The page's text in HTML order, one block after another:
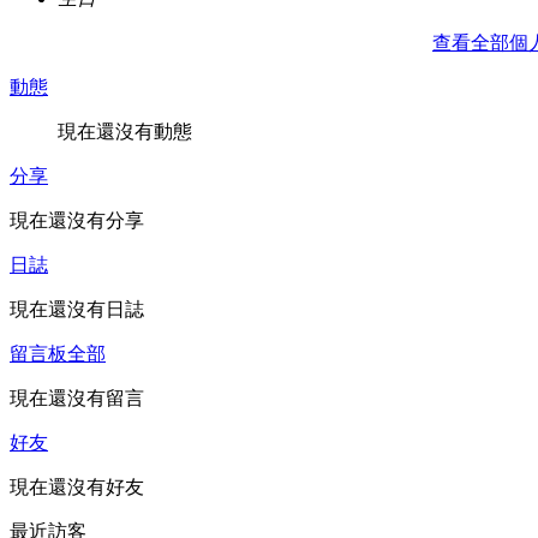
查看全部個
動態
現在還沒有動態
分享
現在還沒有分享
日誌
現在還沒有日誌
留言板全部
現在還沒有留言
好友
現在還沒有好友
最近訪客